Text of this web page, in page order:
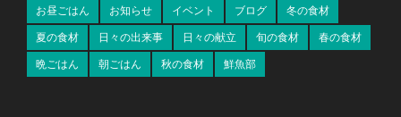
お昼ごはん お知らせ イベント ブログ 冬の食材
夏の食材 日々の出来事 日々の献立 旬の食材 春の食材
晩ごはん 朝ごはん 秋の食材 鮮魚部